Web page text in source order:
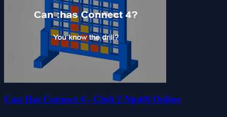
Can Has Connect 4 - Chơi 2 Người Online